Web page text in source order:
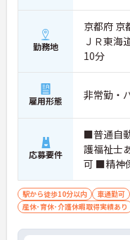
勤務地
京都府 京
ＪＲ東海
10分
雇用形態 非常勤・
応募要件
■普通自
護福祉士
可 ■精神
施設での
駅から徒歩10分以内 車通勤可
産休･育休･介護休暇取得実績あり